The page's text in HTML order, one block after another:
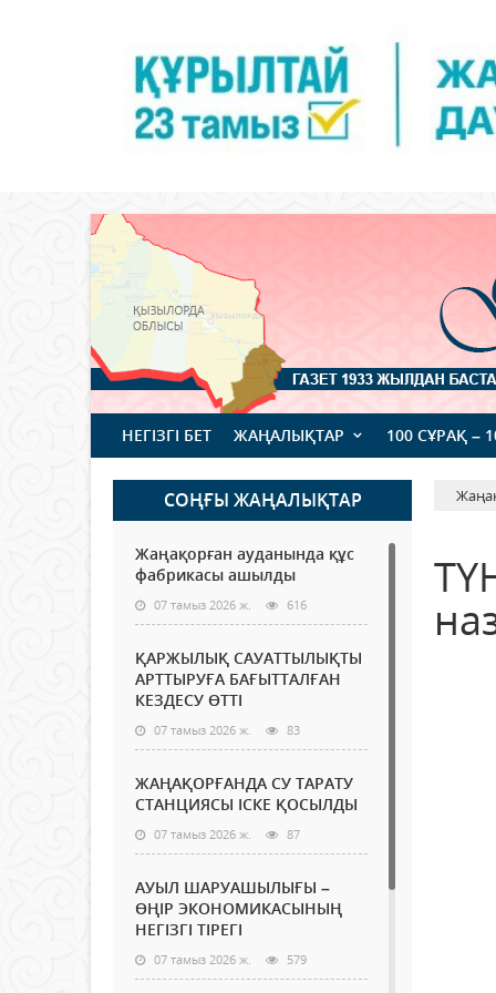
НЕГІЗГІ БЕТ ЖАҢАЛЫҚТАР 100 СҰРАҚ –
СОҢҒЫ ЖАҢАЛЫҚТАР
Жаңақорған ауданында құс
фабрикасы ашылды
07 тамыз 2026 ж. 616
ҚАРЖЫЛЫҚ САУАТТЫЛЫҚТЫ
АРТТЫРУҒА БАҒЫТТАЛҒАН
КЕЗДЕСУ ӨТТІ
07 тамыз 2026 ж. 83
ЖАҢАҚОРҒАНДА СУ ТАРАТУ
СТАНЦИЯСЫ ІСКЕ ҚОСЫЛДЫ
07 тамыз 2026 ж. 87
АУЫЛ ШАРУАШЫЛЫҒЫ –
ӨҢІР ЭКОНОМИКАСЫНЫҢ
НЕГІЗГІ ТІРЕГІ
07 тамыз 2026 ж. 579